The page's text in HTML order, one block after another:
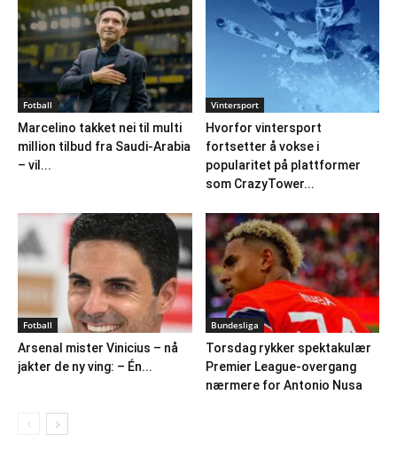
Fotball
Marcelino takket nei til multi
million tilbud fra Saudi-Arabia
– vil...
Vintersport
Hvorfor vintersport
fortsetter å vokse i
popularitet på plattformer
som CrazyTower...
Fotball
Arsenal mister Vinicius – nå
jakter de ny ving: – Én...
Bundesliga
Torsdag rykker spektakulær
Premier League-overgang
nærmere for Antonio Nusa